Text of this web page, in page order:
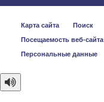
Карта сайта Поиск
Посещаемость веб-сайта
Персональные данные